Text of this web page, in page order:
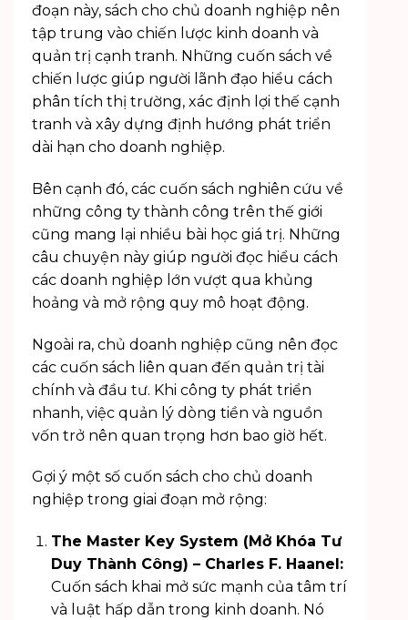
đoạn này, sách cho chủ doanh nghiệp nên
tập trung vào chiến lược kinh doanh và
quản trị cạnh tranh. Những cuốn sách về
chiến lược giúp người lãnh đạo hiểu cách
phân tích thị trường, xác định lợi thế cạnh
tranh và xây dựng định hướng phát triển
dài hạn cho doanh nghiệp.
Bên cạnh đó, các cuốn sách nghiên cứu về
những công ty thành công trên thế giới
cũng mang lại nhiều bài học giá trị. Những
câu chuyện này giúp người đọc hiểu cách
các doanh nghiệp lớn vượt qua khủng
hoảng và mở rộng quy mô hoạt động.
Ngoài ra, chủ doanh nghiệp cũng nên đọc
các cuốn sách liên quan đến quản trị tài
chính và đầu tư. Khi công ty phát triển
nhanh, việc quản lý dòng tiền và nguồn
vốn trở nên quan trọng hơn bao giờ hết.
Gợi ý một số cuốn sách cho chủ doanh
nghiệp trong giai đoạn mở rộng:
The Master Key System (Mở Khóa Tư
Duy Thành Công) – Charles F. Haanel:
Cuốn sách khai mở sức mạnh của tâm trí
và luật hấp dẫn trong kinh doanh. Nó